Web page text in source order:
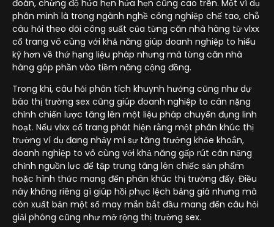
đoán, chừng độ hứa hẹn hứa hẹn cũng cao trên. Một ví dụ
phân minh là trong ngành nghề công nghiệp chế tao, chỗ
câu hỏi theo dõi công suất của từng căn nhà hàng từ vlxx
cổ trang vô cùng với khả năng giúp doanh nghiệp to hiểu
kỹ hơn về thứ hạng liệu pháp nhưng mà từng căn nhà
hàng góp phần vào tiềm năng cộng đồng.
Trong khi, câu hỏi phân tích khuynh hướng cũng như dự
báo thị trường sex cũng giúp doanh nghiệp to cân nặng
chỉnh chiến lược tăng lên một liệu pháp chuyển đụng linh
hoạt. Nếu vlxx cổ trang phát hiện rằng một phân khúc thị
trường ví dụ đang nhảy mí sự tăng trưởng khỏe khoắn,
doanh nghiệp to vô cùng với khả năng gấp rút cân nặng
chỉnh nguồn lực để tập trung tăng lên chiếc sản phẩm
hoặc hình thức mang đến phân khúc thị trường đấy. Điều
này không riêng gì giúp hồi phục lệch bảng giá nhưng mà
còn xuất bản một số may mắn bắt đầu mang đến câu hỏi
giải phóng cũng như mở rộng thị trường sex.